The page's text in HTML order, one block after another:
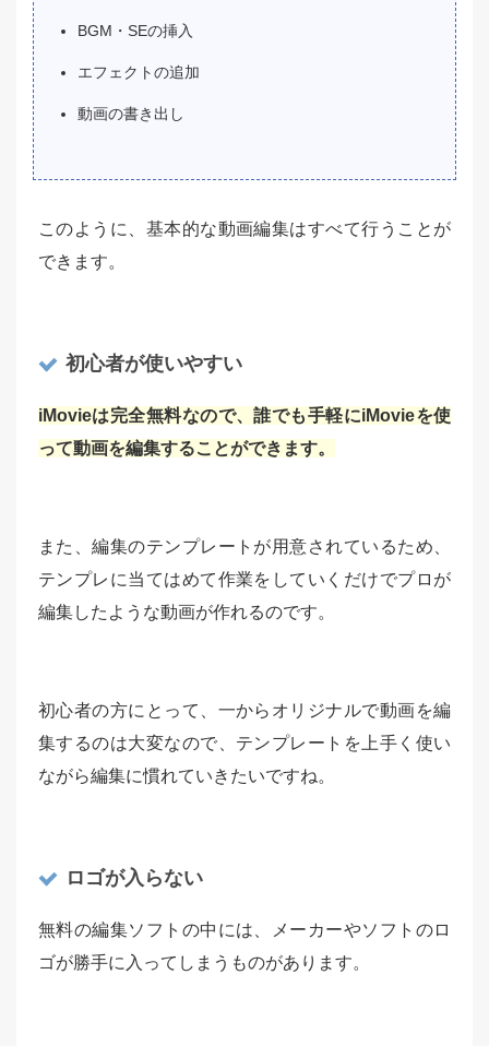
BGM・SEの挿入
エフェクトの追加
動画の書き出し
このように、基本的な動画編集はすべて行うことが
できます。
初心者が使いやすい
iMovieは完全無料なので、誰でも手軽にiMovieを使
って動画を編集することができます。
また、編集のテンプレートが用意されているため、
テンプレに当てはめて作業をしていくだけでプロが
編集したような動画が作れるのです。
初心者の方にとって、一からオリジナルで動画を編
集するのは大変なので、テンプレートを上手く使い
ながら編集に慣れていきたいですね。
ロゴが入らない
無料の編集ソフトの中には、メーカーやソフトのロ
ゴが勝手に入ってしまうものがあります。